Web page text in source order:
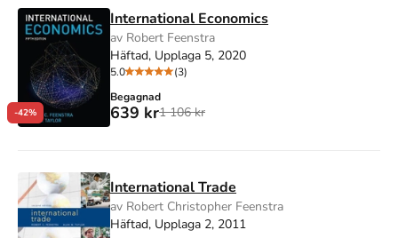
-42%
International Economics
av Robert Feenstra
Häftad, Upplaga 5, 2020
5.0
(3)
Begagnad
639 kr1 106 kr
International Trade
av Robert Christopher Feenstra
Häftad, Upplaga 2, 2011